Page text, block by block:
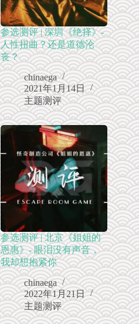
参选测评 | 深圳《绝择》-
人性扭曲？还是道德沦
丧？
chinaega
2021年1月14日
主题测评
参选测评 | 北京《姐姐的
恩惠》- 眼泪没有声音，
我却想抱紧你
chinaega
2022年1月21日
主题测评